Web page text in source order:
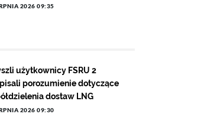
2026 09:35
użytkownicy FSRU 2
porozumienie dotyczące
dostaw LNG
2026 09:30